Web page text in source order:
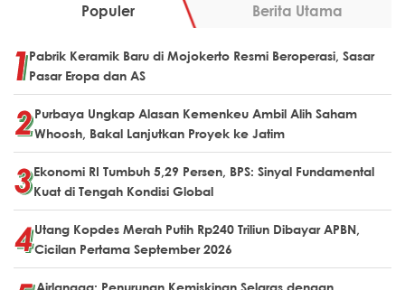
Populer Berita Utama
Pabrik Keramik Baru di Mojokerto Resmi Beroperasi, Sasar
Pasar Eropa dan AS
Purbaya Ungkap Alasan Kemenkeu Ambil Alih Saham
Whoosh, Bakal Lanjutkan Proyek ke Jatim
Ekonomi RI Tumbuh 5,29 Persen, BPS: Sinyal Fundamental
Kuat di Tengah Kondisi Global
Utang Kopdes Merah Putih Rp240 Triliun Dibayar APBN,
Cicilan Pertama September 2026
Airlangga: Penurunan Kemiskinan Selaras dengan